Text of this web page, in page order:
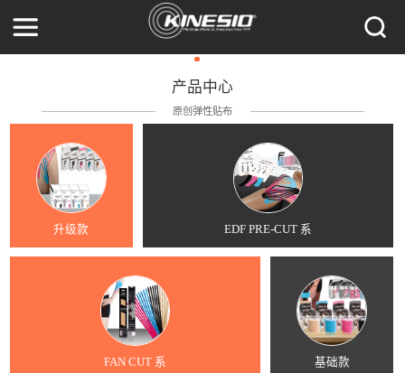
产品中心
原创弹性贴布
升级款 EDF PRE-CUT 系
FAN CUT 系 基础款